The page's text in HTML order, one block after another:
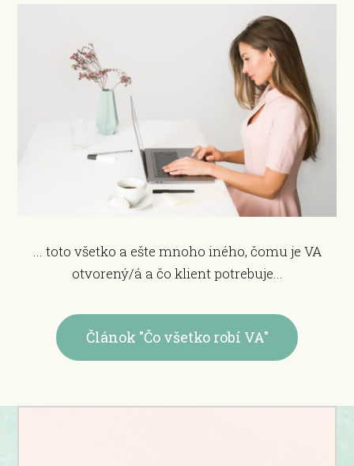
... toto všetko a ešte mnoho iného, čomu je VA
otvorený/á a čo klient potrebuje...
Článok "Čo všetko robí VA"